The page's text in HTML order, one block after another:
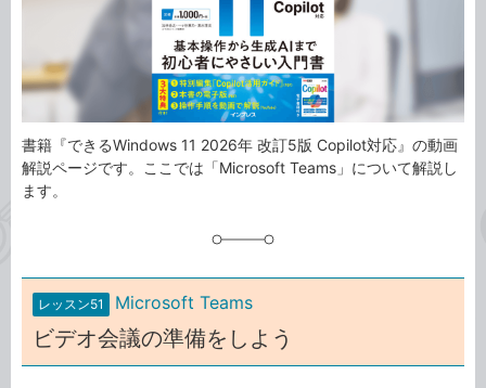
書籍『できるWindows 11 2026年 改訂5版 Copilot対応』の動画
解説ページです。ここでは「Microsoft Teams」について解説し
ます。
レッスン51 Microsoft Teams
ビデオ会議の準備をしよう